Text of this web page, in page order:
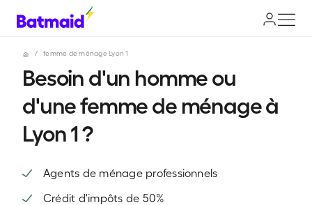
/ femme de ménage Lyon 1
Besoin d'un homme ou
d'une femme de ménage à
Lyon 1 ?
Agents de ménage professionnels
Crédit d'impôts de 50%